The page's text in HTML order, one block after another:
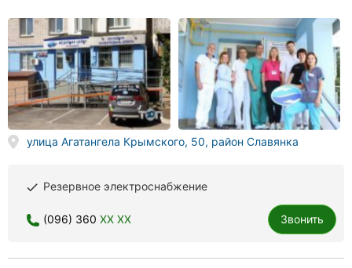
улица Агатангела Крымского, 50, район Славянка
done Резервное электроснабжение
(096) 360 XX XX Звонить